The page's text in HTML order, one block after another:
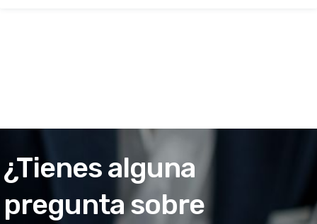
¿Tienes alguna
pregunta sobre